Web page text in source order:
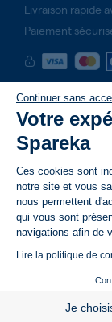
Continuer sans
Votre
Spareka
Ces cookies sont
notre site et vous
nous permettent
qui vous sont
navigations afin de
Lire la politique de
Je
Livraison rapide
Paiement